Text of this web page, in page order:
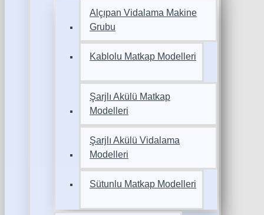
Alçıpan Vidalama Makine
Grubu
Kablolu Matkap Modelleri
Şarjlı Akülü Matkap
Modelleri
Şarjlı Akülü Vidalama
Modelleri
Sütunlu Matkap Modelleri